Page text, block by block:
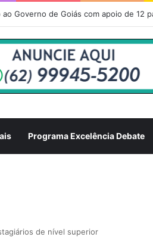
ao Governo de Goiás com apoio de 12
Programa Excelência Debate
de nível superior